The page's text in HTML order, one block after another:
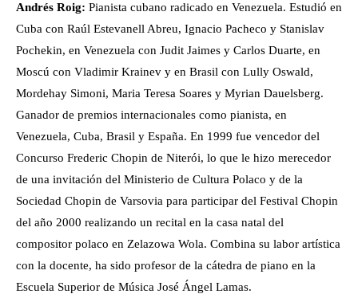
Andrés Roig: Pianista cubano radicado en Venezuela. Estudió en
Cuba con Raúl Estevanell Abreu, Ignacio Pacheco y Stanislav
Pochekin, en Venezuela con Judit Jaimes y Carlos Duarte, en
Moscú con Vladimir Krainev y en Brasil con Lully Oswald,
Mordehay Simoni, Maria Teresa Soares y Myrian Dauelsberg.
Ganador de premios internacionales como pianista, en
Venezuela, Cuba, Brasil y España. En 1999 fue vencedor del
Concurso Frederic Chopin de Niterói, lo que le hizo merecedor
de una invitación del Ministerio de Cultura Polaco y de la
Sociedad Chopin de Varsovia para participar del Festival Chopin
del año 2000 realizando un recital en la casa natal del
compositor polaco en Zelazowa Wola. Combina su labor artística
con la docente, ha sido profesor de la cátedra de piano en la
Escuela Superior de Música José Ángel Lamas.